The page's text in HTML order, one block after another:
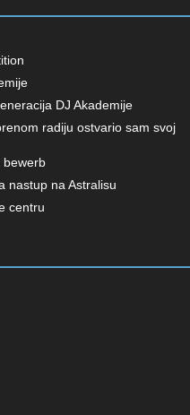
DJ Akademije
radiju ostvario sam svoj
bewerb
nastup na Astralisu
centru